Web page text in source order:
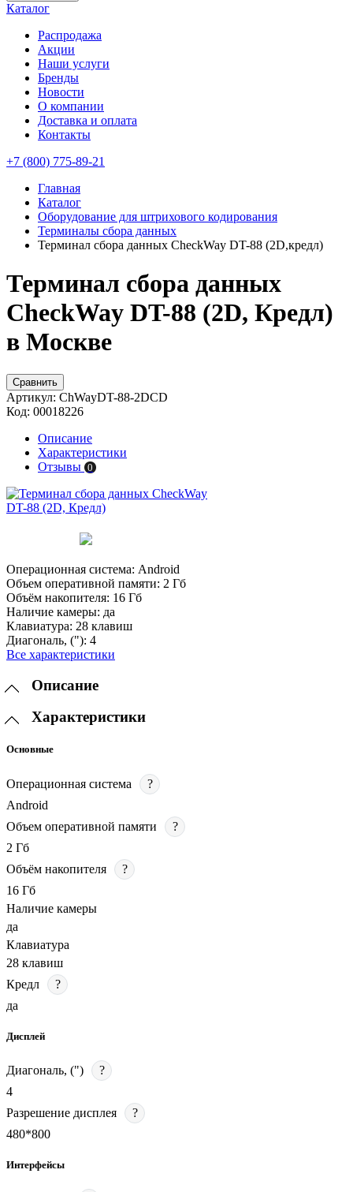
Каталог
Распродажа
Акции
Наши услуги
Бренды
Новости
О компании
Доставка и оплата
Контакты
+7 (800) 775-89-21
Главная
Каталог
Оборудование для штрихового кодирования
Терминалы сбора данных
Терминал сбора данных CheckWay DT-88 (2D,кредл)
Терминал сбора данных
CheckWay DT-88 (2D, Кредл)
в Москве
Сравнить
Артикул: ChWayDT-88-2DCD
Код: 00018226
Описание
Характеристики
Отзывы 0
Операционная система: Android
Объем оперативной памяти: 2 Гб
Объём накопителя: 16 Гб
Наличие камеры: да
Клавиатура: 28 клавиш
Диагональ, ("): 4
Все характеристики
Описание
Характеристики
Основные
Операционная система
?
Android
Объем оперативной памяти
?
2 Гб
Объём накопителя
?
16 Гб
Наличие камеры
да
Клавиатура
28 клавиш
Кредл
?
да
Дисплей
Диагональ, (")
?
4
Разрешение дисплея
?
480*800
Интерфейсы